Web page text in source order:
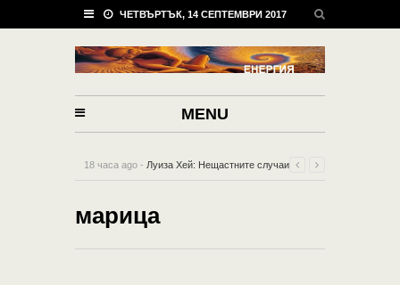
ЧЕТВЪРТЪК, 14 СЕПТЕМВРИ 2017
MENU
18 часа ago - Луиза Хей: Нещастните случаи
марица